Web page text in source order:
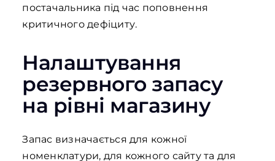
постачальника під час поповнення
критичного дефіциту.
Налаштування
резервного запасу
на рівні магазину
Запас визначається для кожної
номенклатури, для кожного сайту та для